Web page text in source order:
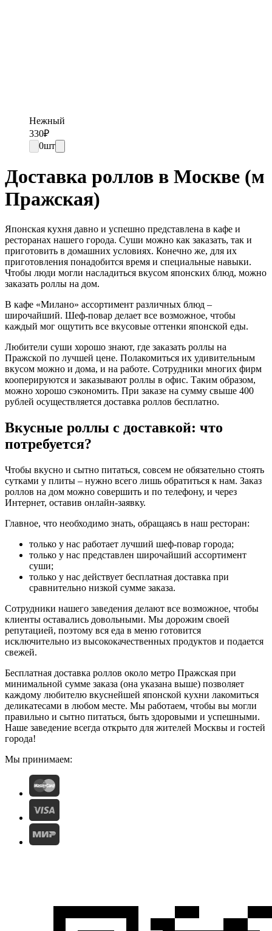
Нежный
330₽
0шт
Доставка роллов в Москве (м
Пражская)
Японская кухня давно и успешно представлена в кафе и
ресторанах нашего города. Суши можно как заказать, так и
приготовить в домашних условиях. Конечно же, для их
приготовления понадобится время и специальные навыки.
Чтобы люди могли насладиться вкусом японских блюд, можно
заказать роллы на дом.
В кафе «Милано» ассортимент различных блюд –
широчайший. Шеф-повар делает все возможное, чтобы
каждый мог ощутить все вкусовые оттенки японской еды.
Любители суши хорошо знают, где заказать роллы на
Пражской по лучшей цене. Полакомиться их удивительным
вкусом можно и дома, и на работе. Сотрудники многих фирм
кооперируются и заказывают роллы в офис. Таким образом,
можно хорошо сэкономить. При заказе на сумму свыше 400
рублей осуществляется доставка роллов бесплатно.
Вкусные роллы с доставкой: что
потребуется?
Чтобы вкусно и сытно питаться, совсем не обязательно стоять
сутками у плиты – нужно всего лишь обратиться к нам. Заказ
роллов на дом можно совершить и по телефону, и через
Интернет, оставив онлайн-заявку.
Главное, что необходимо знать, обращаясь в наш ресторан:
только у нас работает лучший шеф-повар города;
только у нас представлен широчайший ассортимент
суши;
только у нас действует бесплатная доставка при
сравнительно низкой сумме заказа.
Сотрудники нашего заведения делают все возможное, чтобы
клиенты оставались довольными. Мы дорожим своей
репутацией, поэтому вся еда в меню готовится
исключительно из высококачественных продуктов и подается
свежей.
Бесплатная доставка роллов около метро Пражская при
минимальной сумме заказа (она указана выше) позволяет
каждому любителю вкуснейшей японской кухни лакомиться
деликатесами в любом месте. Мы работаем, чтобы вы могли
правильно и сытно питаться, быть здоровыми и успешными.
Наше заведение всегда открыто для жителей Москвы и гостей
города!
Мы принимаем: